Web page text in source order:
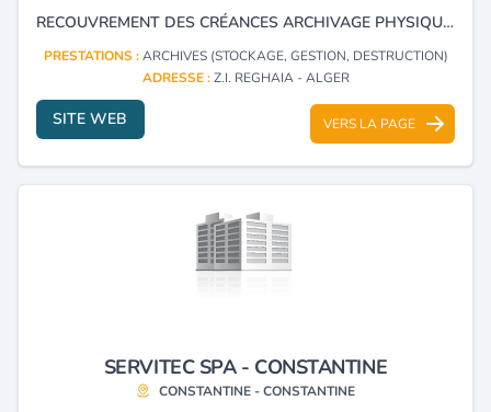
RECOUVREMENT DES CRÉANCES ARCHIVAGE PHYSIQUE ET ÉLECTRONIQUE GESTION DU COURRIER.
PRESTATIONS :ARCHIVES (STOCKAGE, GESTION, DESTRUCTION)
ADRESSE :Z.I. REGHAIA - ALGER
SITE WEB VERS LA PAGE
SERVITEC SPA - CONSTANTINE
CONSTANTINE - CONSTANTINE